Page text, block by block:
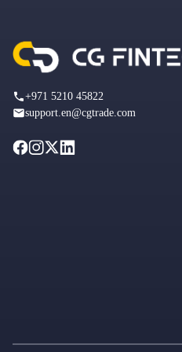
+971 5210 45822
support.en@cgtrade.com